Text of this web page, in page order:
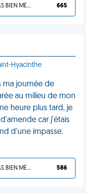
TU L'AS BIEN MÉRITÉ 665
Hyacinthe
ma journée de
au milieu de mon
heure plus tard, je
car j'étais
d'une impasse.
TU L'AS BIEN MÉRITÉ 586